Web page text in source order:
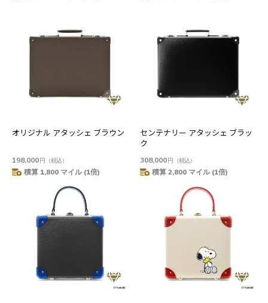
オリジナル アタッシェ ブラウン
198,000円 （税込）
積算 1,800 マイル (1倍)
センテナリー アタッシェ ブラッ
ク
308,000円 （税込）
積算 2,800 マイル (1倍)